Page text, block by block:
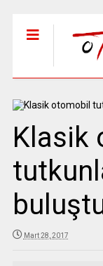
Klasik
Mart 28, 2017